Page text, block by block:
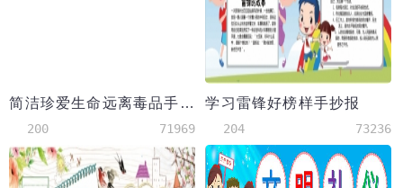
简洁珍爱生命远离毒品手抄报模板
200 71969
学习雷锋好榜样手抄报
204 73236